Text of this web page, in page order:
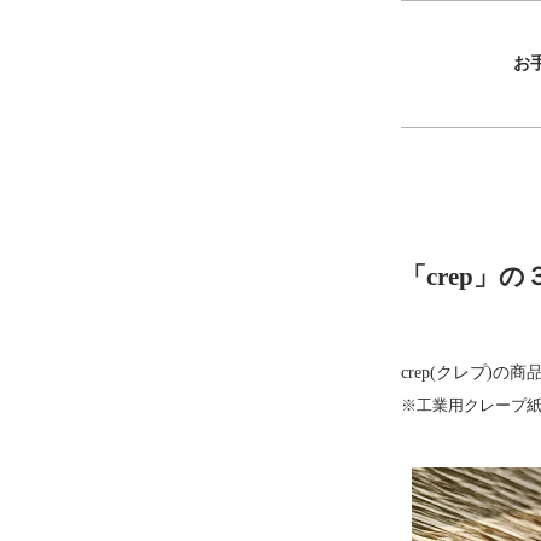
お
「crep」
crep(クレプ)の商
※工業用クレープ